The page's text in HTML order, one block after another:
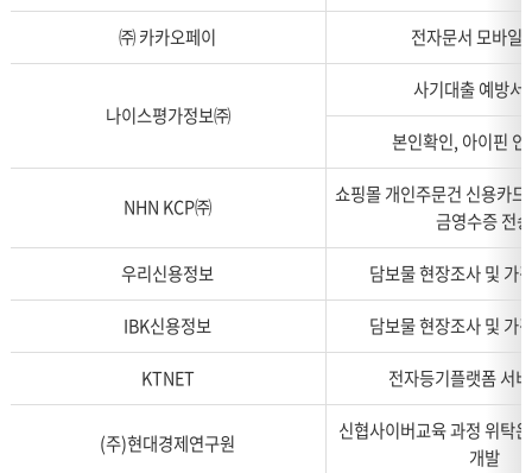
탁
무,
당
서
㈜ 카카오페이
전자문서 모바일
나이스평가정보㈜
사기대출 예방서
본인확인, 아이핀
NHN KCP㈜
쇼핑몰 개인주문건 신용카
금영수증 전송
우리신용정보
담보물 현장조사 및 가
IBK신용정보
담보물 현장조사 및 가
KTNET
전자등기플랫폼 서
(주)현대경제연구원
신협사이버교육 과정 위탁
개발